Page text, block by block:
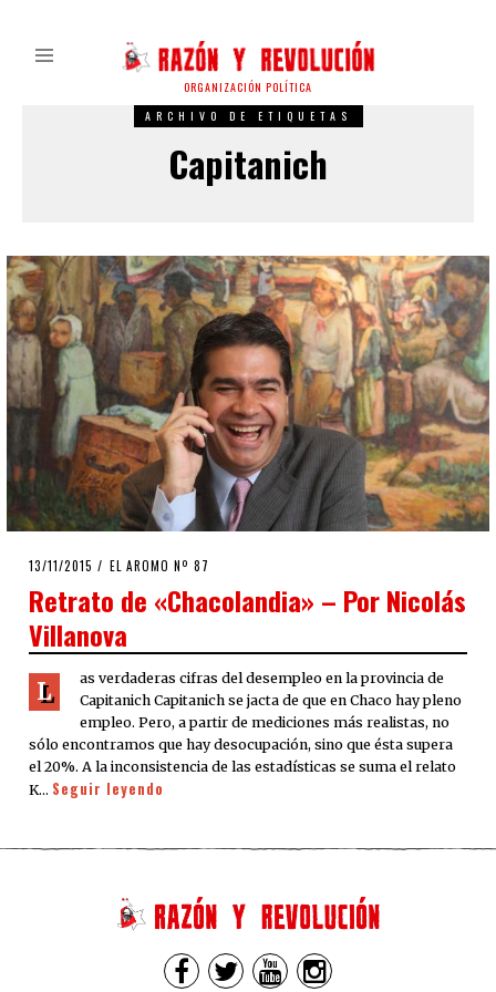
ORGANIZACIÓN POLÍTICA
ARCHIVO DE ETIQUETAS
Capitanich
POSTED
13/11/2015 13/11/2015
EL AROMO Nº 87
Retrato de «Chacolandia» – Por Nicolás
Villanova
L
as verdaderas cifras del desempleo en la provincia de
Capitanich Capitanich se jacta de que en Chaco hay pleno
empleo. Pero, a partir de mediciones más realistas, no
sólo encontramos que hay desocupación, sino que ésta supera
el 20%. A la inconsistencia de las estadísticas se suma el relato
K… Seguir leyendo